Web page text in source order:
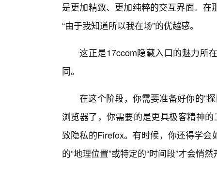
是更加精致、更加纯粹的交互界面。
“由于我知道所以我在场”的优越感。
这正是17ccom隐藏入口的魅力所
同。
在这个阶段，你需要准备好你的“
浏览器了，你需要的是更具极客精神
致隐私的Firefox。有时候，你还得学
的“地理位置”或特定的“时间段”才会悄然